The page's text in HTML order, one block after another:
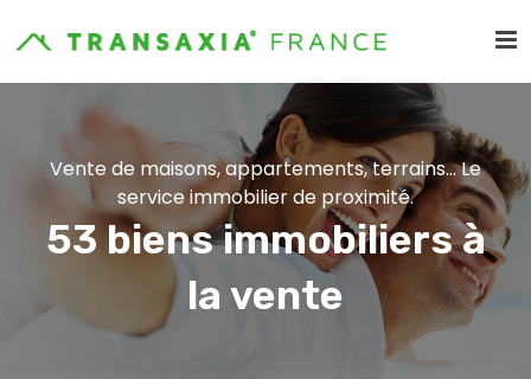
Vente de maisons, appartements, terrains... Le
service immobilier de proximité.
53 biens immobiliers à
la vente